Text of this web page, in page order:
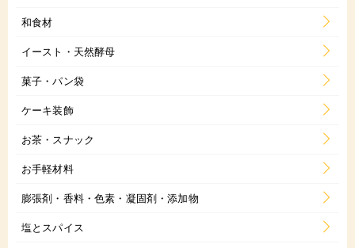
和食材
イースト・天然酵母
菓子・パン袋
ケーキ装飾
お茶・スナック
お手軽材料
膨張剤・香料・色素・凝固剤・添加物
塩とスパイス